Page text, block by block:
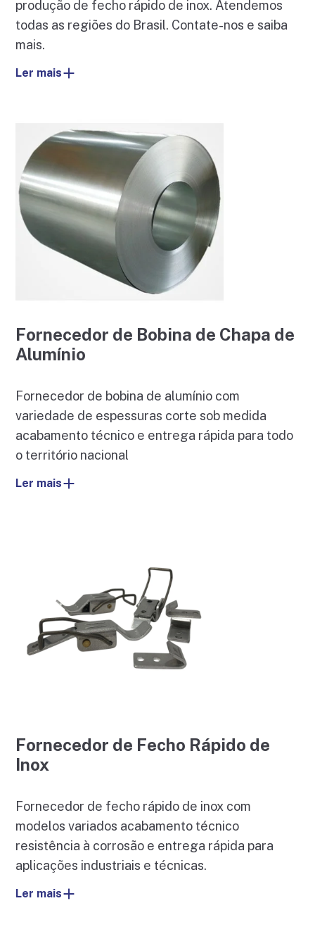
produção de fecho rápido de inox. Atendemos
todas as regiões do Brasil. Contate-nos e saiba
mais.
Ler mais
Fornecedor de Bobina de Chapa de
Alumínio
Fornecedor de bobina de alumínio com
variedade de espessuras corte sob medida
acabamento técnico e entrega rápida para todo
o território nacional
Ler mais
Fornecedor de Fecho Rápido de
Inox
Fornecedor de fecho rápido de inox com
modelos variados acabamento técnico
resistência à corrosão e entrega rápida para
aplicações industriais e técnicas.
Ler mais